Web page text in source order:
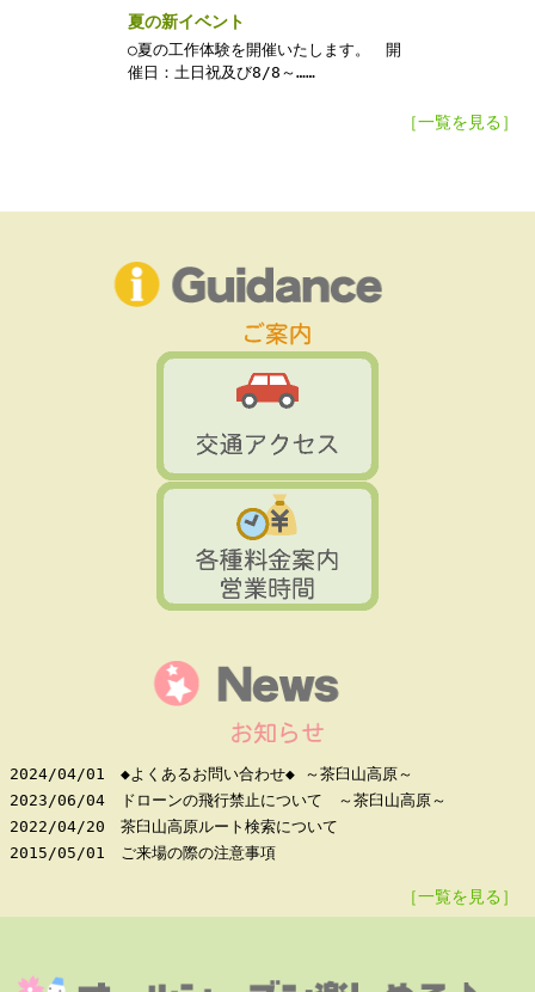
夏の新イベント
○夏の工作体験を開催いたします。 開
催日：土日祝及び8/8～……
［一覧を見る］
2024/04/01
◆よくあるお問い合わせ◆ ～茶臼山高原～
2023/06/04
ドローンの飛行禁止について ～茶臼山高原～
2022/04/20
茶臼山高原ルート検索について
2015/05/01
ご来場の際の注意事項
［一覧を見る］